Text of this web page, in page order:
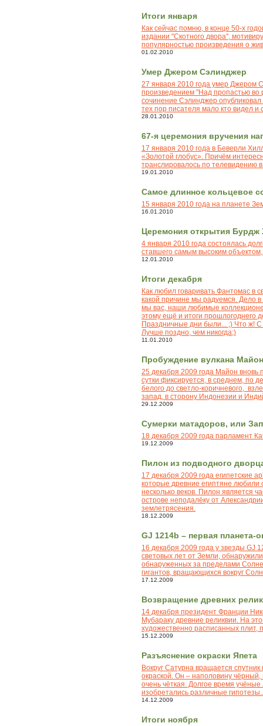
Итоги января
Как сейчас помню, в конце 50-х
издании "Скотного двора",
популярностью произведения о
01.02.2010
Умер Джером Сэлинджер
27 января 2010 года умер Джером
произведением "Над пропастью во
сочинение Сэлинджер
тех пор писателя мало кто видел
28.01.2010
67-я церемония вручения
17 января 2010 года в Беверли
«Золотой глобус». Причём
транслировалось по телевидению
19.01.2010
Самое длинное кольцевое
15 января 2010 года на планете
16.01.2010
Церемония открытия
4 января 2010 года состоялась
ставшего самым высоким
12.01.2010
Итоги декабря
Как любил говаривать Фантомас в
какой причине мы радуемся. Дело
мы вас, наши любимые
этому ещё и итоги прошлогоднего
Праздничные дни были... ;) Что ж! С
Лучше поздно, чем никогда;)
11.01.2010
Пробуждение вулкана Майон
25 декабря 2009 года Майон вновь
сутки фиксируется, в среднем, по
белого до светло-коричневого,
запад, в сторону Индонезии и
29.12.2009
Сумерки матадоров, или
18 декабря 2009 года парламент
19.12.2009
Пилон из подводного
17 декабря 2009 года египетские
которые древние египтяне любили
несколько веков. Пилон является
острове неподалёку от
землетрясения.
18.12.2009
GJ 1214b – первая планета-
16 декабря 2009 года у звезды GJ
световых лет от Земли,
обнаруженных за пределами
гигантов, вращающихся вокруг
17.12.2009
Возвращение древних
14 декабря президент Франции
Мубараку древние реликвии. На
художественно расписанных
15.12.2009
Разъяснение окраски Япета
Вокруг Сатурна вращается
окраской. Он – наполовину
очень чёткая. Долгое время
изобретались различные
14.12.2009
Итоги ноября